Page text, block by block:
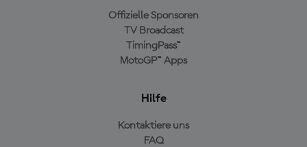
Offizielle Sponsoren
TV Broadcast
TimingPass™
MotoGP™ Apps
Hilfe
Kontaktiere uns
FAQ